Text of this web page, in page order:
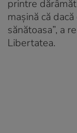
printre
mașină că
sănătoasa”, a
Libertatea.